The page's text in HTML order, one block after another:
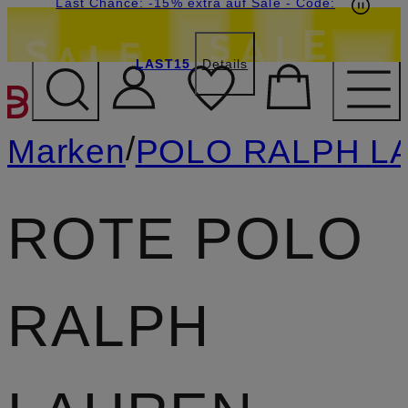
ZUM HAUPTINHALT
LAST15 Details
Marken/POLO RALPH
ROTE POLO
RALPH